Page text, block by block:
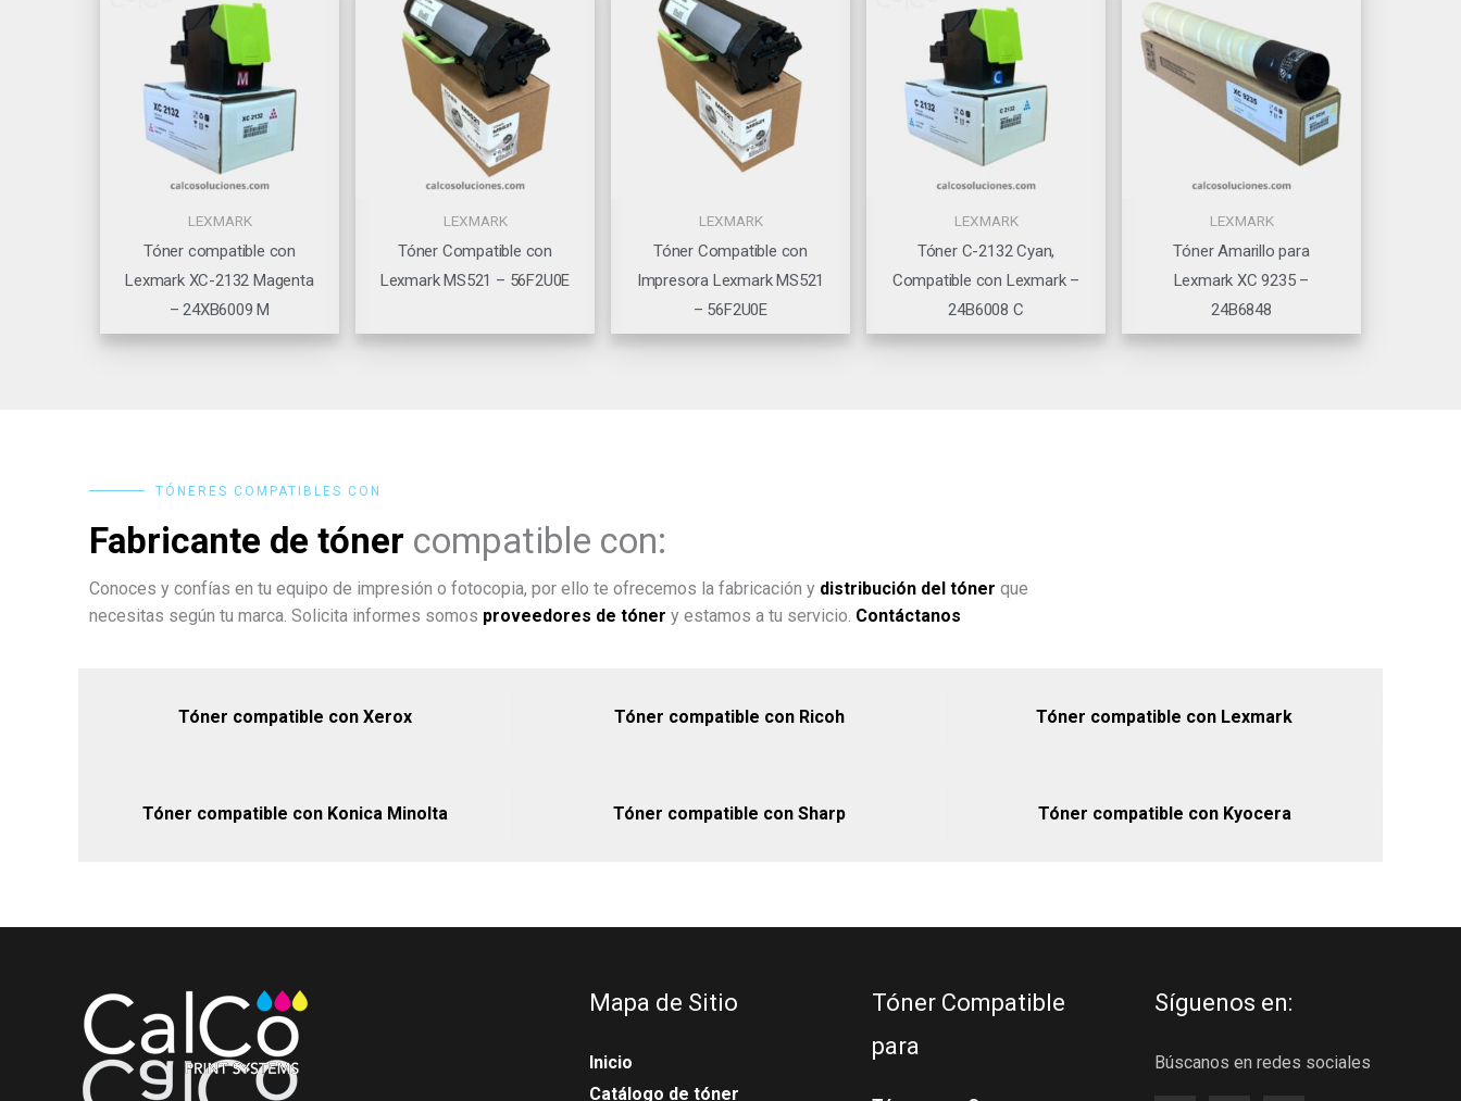
LEXMARK
Tóner compatible con
Lexmark XC-2132 Magenta
– 24XB6009 M
LEXMARK
Tóner Compatible con
Lexmark MS521 – 56F2U0E
LEXMARK
Tóner Compatible con
Impresora Lexmark MS521
– 56F2U0E
LEXMARK
Tóner C-2132 Cyan,
Compatible con Lexmark –
24B6008 C
LEXMARK
Tóner Amarillo para
Lexmark XC 9235 –
24B6848
TÓNERES COMPATIBLES CON
Fabricante de tóner compatible con:
Conoces y confías en tu equipo de impresión o fotocopia, por ello te ofrecemos la fabricación y distribución del tóner que
necesitas según tu marca. Solicita informes somos proveedores de tóner y estamos a tu servicio. Contáctanos
Tóner compatible con Xerox Tóner compatible con Ricoh Tóner compatible con Lexmark
Tóner compatible con Konica Minolta Tóner compatible con Sharp Tóner compatible con Kyocera
Mapa de Sitio
Inicio
Catálogo de tóner
Tóner Compatible
para
Síguenos en:
Búscanos en redes sociales